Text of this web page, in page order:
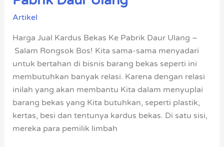
Artikel
Harga Jual Kardus Bekas Ke Pabrik Daur Ulang –
Salam Rongsok Bos! Kita sama-sama menyadari
untuk bertahan di bisnis barang bekas seperti ini
membutuhkan banyak relasi. Karena dengan relasi
inilah yang akan membantu Kita dalam menyuplai
barang bekas yang Kita butuhkan, seperti plastik,
kertas, besi dan tentunya kardus bekas. Di satu sisi,
mereka para pemilik limbah
Kardus
Bekas
Pabrik